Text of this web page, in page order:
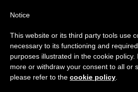
El aborto: tema de
elecciones
Aviso importante
Del 27 de julio al 7 de agosto
anual, aprovechando que en el
se generan menos
Notice
This website or its third party tools use
necessary to its functioning and
purposes illustrated in the cookie policy.
more or withdraw your consent to all or
please refer to the cookie policy